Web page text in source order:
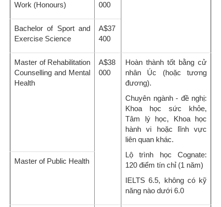
Work (Honours)
000
Bachelor of Sport and
Exercise Science
A$37
400
Master of Rehabilitation
Counselling and Mental
Health
A$38
000
Hoàn thành tốt bằng cử
nhân Úc (hoặc tương
đương).
Chuyên ngành - đề nghị:
Khoa học sức khỏe,
Tâm lý học, Khoa học
hành vi hoặc lĩnh vực
liên quan khác.
Lộ trình học Cognate:
120 điểm tín chỉ (1 năm)
IELTS 6.5, không có kỹ
năng nào dưới 6.0
Master of Public Health